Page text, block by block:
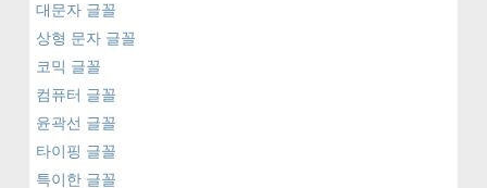
대문자 글꼴
상형 문자 글꼴
코믹 글꼴
컴퓨터 글꼴
윤곽선 글꼴
타이핑 글꼴
특이한 글꼴